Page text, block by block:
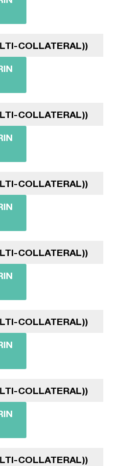
COLLATERAL))
COLLATERAL))
COLLATERAL))
COLLATERAL))
COLLATERAL))
COLLATERAL))
COLLATERAL))